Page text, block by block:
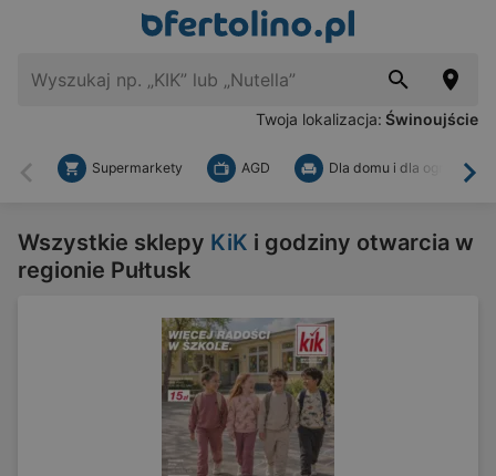
Twoja lokalizacja: Świnoujście
Wstecz
Supermarkety AGD Dla domu i dla ogrodu
Wszystkie sklepy KiK i godziny otwarcia w
regionie Pułtusk